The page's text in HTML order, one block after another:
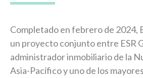
Completado en febrero de 2024,
un proyecto conjunto entre ESR
administrador inmobiliario de la
Asia-Pacífico y uno de los